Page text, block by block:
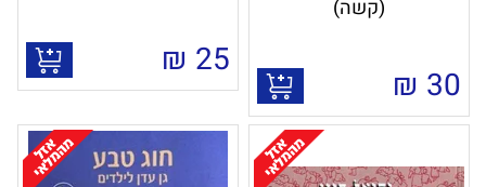
(קשה)
30
₪
25
₪